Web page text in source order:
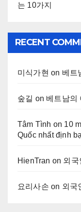
는 10가지
RECENT
미식가현 on 베트
숲길 on 베트남의
Tâm Tình on 10
Quốc nhất định
HienTran on 외국
요리사손 on 외국